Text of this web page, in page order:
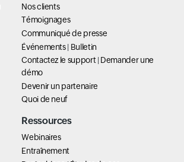
Nos clients
Témoignages
Communiqué de presse
Événements| Bulletin
Contactez le support|Demander une
démo
Devenir un partenaire
Quoi de neuf
Ressources
Webinaires
Entraînement